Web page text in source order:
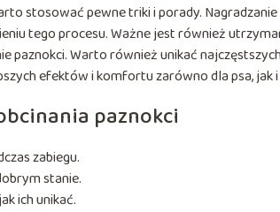
stosować pewne triki i porady.
tego procesu. Ważne jest również
paznokci. Warto również unikać
efektów i komfortu zarówno dla psa, jak
paznokci
zabiegu.
stanie.
ich unikać.